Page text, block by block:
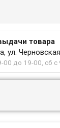
товара
ул.
00 до 19-00, сб